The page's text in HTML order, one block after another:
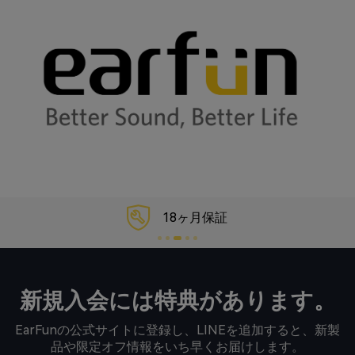
18ヶ月保証
新規入会には特典があります。
EarFunの公式サイトに登録し、LINEを追加すると、新製
品や限定オフ情報をいち早くお届けします。